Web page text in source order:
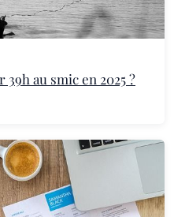
au smic en 2025 ?